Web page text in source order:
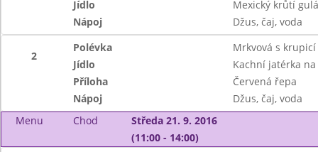
Jídlo
Mexický krůtí
Nápoj
Džus, čaj, voda
2
Polévka
Mrkvová s
Jídlo
Kachní jatérka
Příloha
Červená řepa
Nápoj
Džus, čaj, voda
Menu
Chod
Středa 21. 9. 2016
(11:00 - 14:00)